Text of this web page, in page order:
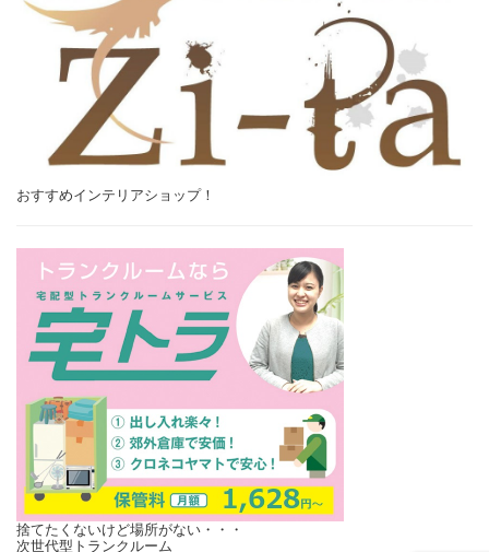
おすすめインテリアショップ！
捨てたくないけど場所がない・・・
次世代型トランクルーム